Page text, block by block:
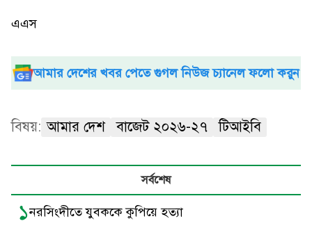
এএস
আমার দেশের খবর পেতে গুগল নিউজ চ্যানেল ফলো করুন
বিষয়: আমার দেশ বাজেট ২০২৬-২৭ টিআইবি
সর্বশেষ
১নরসিংদীতে যুবককে কুপিয়ে হত্যা